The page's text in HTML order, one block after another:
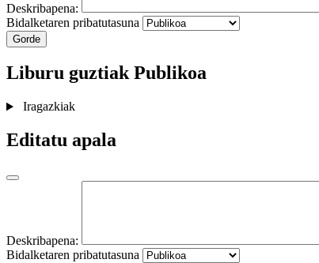
Deskribapena:
Bidalketaren pribatutasuna
Gorde
Liburu guztiakPublikoa
Iragazkiak
Editatu apala
Deskribapena:
Bidalketaren pribatutasuna